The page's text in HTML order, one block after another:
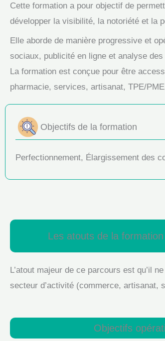
Cette formation a pour objectif de
développer la visibilité, la notoriété et la
Elle aborde de manière progressive et
sociaux, publicité en ligne et analyse
La formation est conçue pour être
pharmacie, services, artisanat, TPE/
Objectifs de la formation
Perfectionnement, Élargissement des
Les atouts de la
L’atout majeur de ce parcours est qu’il
secteur d’activité (commerce, artisanat,
Objectifs